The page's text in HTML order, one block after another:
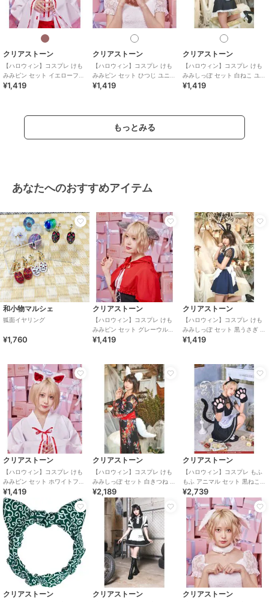
クリアストーン
【ハロウィン】コスプレ けも
みみピン セット イエローフォ
ックス ユニセックス ブラウン
¥1,419
クリアストーン
【ハロウィン】コスプレ けも
みみピン セット ひつじ ユニセ
ックス ホワイト
¥1,419
クリアストーン
【ハロウィン】コスプレ けも
みみしっぽ セット 白ねこ ユニ
セックス ホワイト
¥1,419
もっとみる
あなたへのおすすめアイテム
和小物マルシェ
狐面イヤリング
¥1,760
クリアストーン
【ハロウィン】コスプレ けも
みみピン セット グレーウルフ
ユニセックス グレー
¥1,419
クリアストーン
【ハロウィン】コスプレ けも
みみしっぽ セット 黒うさぎ ユ
ニセックス ブラック
¥1,419
クリアストーン
【ハロウィン】コスプレ けも
みみピン セット ホワイトフォ
ックス ユニセックス ホワイト
¥1,419
クリアストーン
【ハロウィン】コスプレ けも
みみしっぽ セット 白きつね ユ
ニセックス ホワイト
¥2,189
クリアストーン
【ハロウィン】コスプレ もふ
もふ アニマル セット 黒ねこ
ブラック カチューシャ グロー
ブ しっぽ
¥2,739
クリアストーン クリアストーン クリアストーン